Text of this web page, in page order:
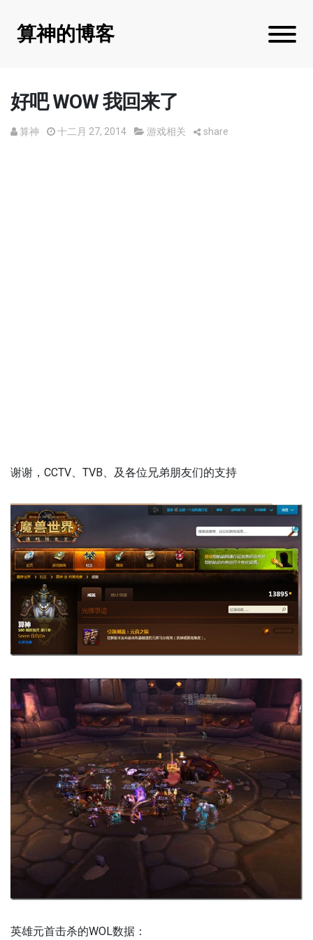
算神的博客
好吧 WOW 我回来了
算神 十二月 27, 2014 游戏相关 share
谢谢，CCTV、TVB、及各位兄弟朋友们的支持
英雄元首击杀的WOL数据：